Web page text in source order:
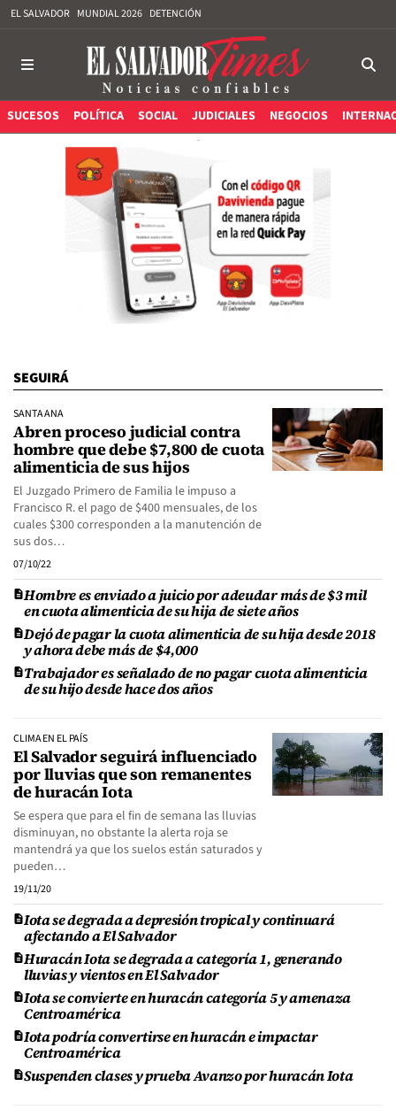
EL SALVADOR MUNDIAL 2026 DETENCIÓN
SUCESOS POLÍTICA SOCIAL JUDICIALES NEGOCIOS
SEGUIRÁ
SANTA ANA
Abren proceso judicial contra
hombre que debe $7,800 de cuota
alimenticia de sus hijos
El Juzgado Primero de Familia le impuso a
Francisco R. el pago de $400 mensuales, de los
cuales $300 corresponden a la manutención de
sus dos…
07/10/22
Hombre es enviado a juicio por adeudar más de $3 mil
en cuota alimenticia de su hija de siete años
Dejó de pagar la cuota alimenticia de su hija desde 2018
y ahora debe más de $4,000
Trabajador es señalado de no pagar cuota alimenticia
de su hijo desde hace dos años
CLIMA EN EL PAÍS
El Salvador seguirá influenciado
por lluvias que son remanentes
de huracán Iota
Se espera que para el fin de semana las lluvias
disminuyan, no obstante la alerta roja se
mantendrá ya que los suelos están saturados y
pueden…
19/11/20
Iota se degrada a depresión tropical y continuará
afectando a El Salvador
Huracán Iota se degrada a categoría 1, generando
lluvias y vientos en El Salvador
Iota se convierte en huracán categoría 5 y amenaza
Centroamérica
Iota podría convertirse en huracán e impactar
Centroamérica
Suspenden clases y prueba Avanzo por huracán Iota